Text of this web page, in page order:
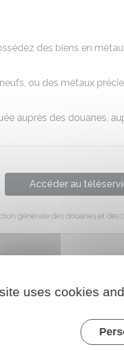
des biens en
ou des métaux
auprès des douanes,
Accéder au
générale des douanes et des
uses cookies